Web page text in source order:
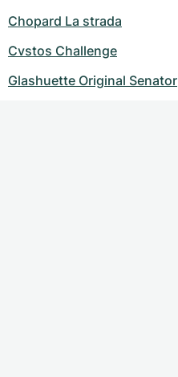
Chopard La strada
Cvstos Challenge
Glashuette Original Senator